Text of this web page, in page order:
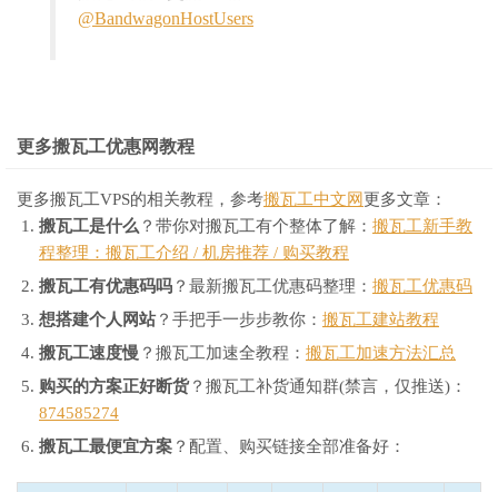
@BandwagonHostUsers
更多搬瓦工优惠网教程
更多搬瓦工VPS的相关教程，参考搬瓦工中文网 更多文章：
搬瓦工是什么 ？带你对搬瓦工有个整体了解： 搬瓦工新手教
程整理：搬瓦工介绍 / 机房推荐 / 购买教程
搬瓦工有优惠码吗 ？最新搬瓦工优惠码整理： 搬瓦工优惠码
想搭建个人网站？手把手一步步教你： 搬瓦工建站教程
搬瓦工速度慢 ？搬瓦工加速全教程： 搬瓦工加速方法汇总
购买的方案正好断货？搬瓦工补货通知群(禁言，仅推送)：
874585274
搬瓦工最便宜方案 ？配置、购买链接全部准备好：